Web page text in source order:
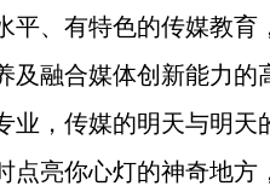
平、有特色的传媒教育
及融合媒体创新能力的
业，传媒的明天与明天
点亮你心灯的神奇地方